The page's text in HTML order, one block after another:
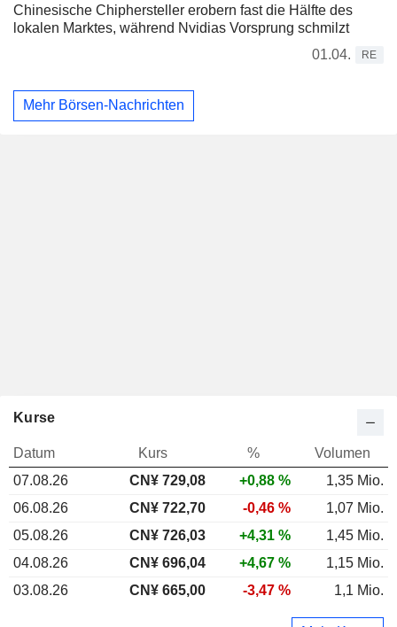
Chinesische Chiphersteller erobern fast die Hälfte des
lokalen Marktes, während Nvidias Vorsprung schmilzt
01.04.
RE
Mehr Börsen-Nachrichten
Kurse
Datum Kurs %
Volumen
07.08.26
CN¥ 729,08 +0,88 %
1,35 Mio.
06.08.26
CN¥ 722,70 -0,46 %
1,07 Mio.
05.08.26
CN¥ 726,03 +4,31 %
1,45 Mio.
04.08.26
CN¥ 696,04 +4,67 %
1,15 Mio.
03.08.26
CN¥ 665,00 -3,47 % 1,1 Mio.